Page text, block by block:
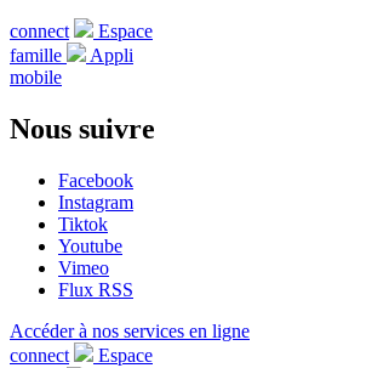
connect
Espace
famille
Appli
mobile
Nous suivre
Facebook
Instagram
Tiktok
Youtube
Vimeo
Flux RSS
Accéder à nos services en ligne
connect
Espace